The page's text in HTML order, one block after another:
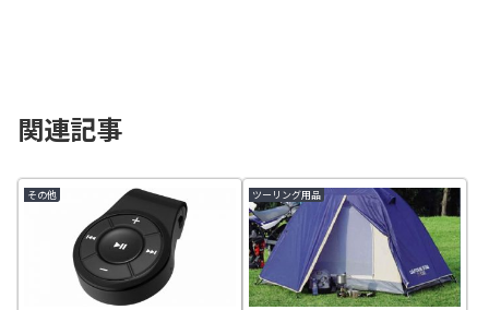
関連記事
その他 ツーリング用品